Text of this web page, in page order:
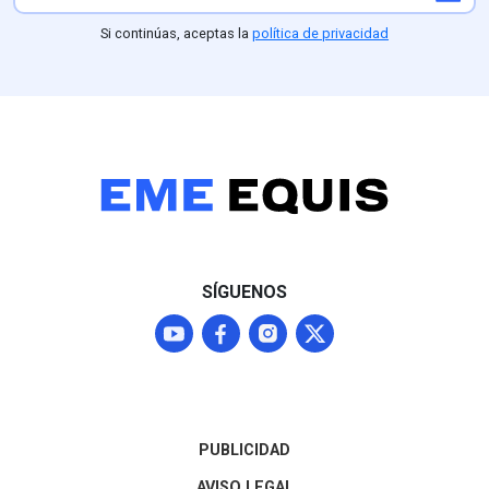
del Ejército y la Guardia
Nacional ordenado por la
negociaciones para
normalizar los envíos que
Partido Verde
competitividad
Si continúas, aceptas la política de privacidad
SÍGUENOS
PUBLICIDAD